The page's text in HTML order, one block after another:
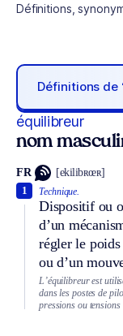
Définitions,
Définitions de
équilibreur
nom
FR [ekilibʀœʀ]
Technique.
Dispositif ou
d’un
régler le
ou d’un
1
L’équilibreur est
dans les postes de
pressions ou tensions